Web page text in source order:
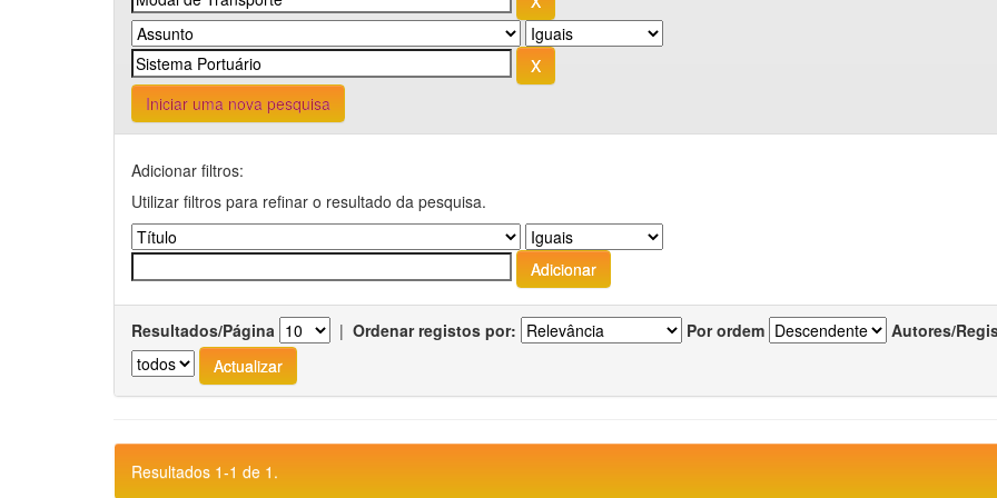
Iniciar uma nova pesquisa
Adicionar filtros:
Utilizar filtros para refinar o resultado da pesquisa.
Resultados/Página | Ordenar registos por: Por ordem Autores/
Resultados 1-1 de 1.